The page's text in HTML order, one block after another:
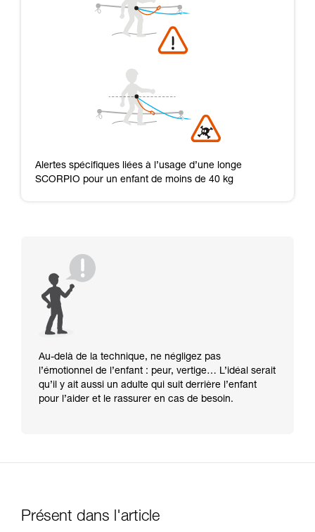
Alertes spécifiques liées à l’usage d’une longe
SCORPIO pour un enfant de moins de 40 kg
Au-delà de la technique, ne négligez pas
l’émotionnel de l’enfant : peur, vertige… L’idéal serait
qu’il y ait aussi un adulte qui suit derrière l’enfant
pour l’aider et le rassurer en cas de besoin.
Présent dans l'article